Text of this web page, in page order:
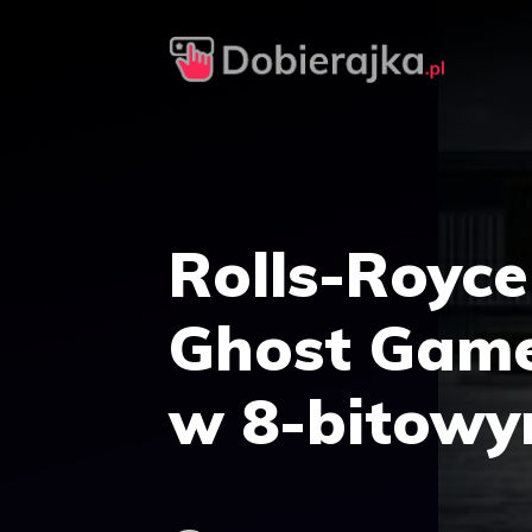
Rolls-
Ghost
w 8-